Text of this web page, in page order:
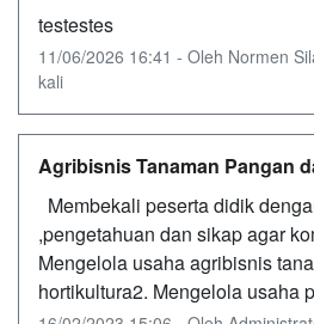
testestes
11/06/2026 16:41 - Oleh Normen
kali
Agribisnis Tanaman Pangan
Membekali peserta didik
,pengetahuan dan sikap agar
Mengelola usaha agribisnis
hortikultura2. Mengelola usaha